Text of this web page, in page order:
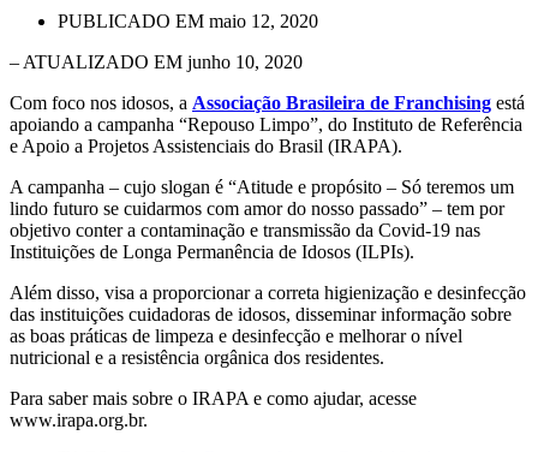
PUBLICADO EM maio 12, 2020
– ATUALIZADO EM junho 10, 2020
Com foco nos idosos, a Associação Brasileira de Franchising está
apoiando a campanha “Repouso Limpo”, do Instituto de Referência
e Apoio a Projetos Assistenciais do Brasil (IRAPA).
A campanha – cujo slogan é “Atitude e propósito – Só teremos um
lindo futuro se cuidarmos com amor do nosso passado” – tem por
objetivo conter a contaminação e transmissão da Covid-19 nas
Instituições de Longa Permanência de Idosos (ILPIs).
Além disso, visa a proporcionar a correta higienização e desinfecção
das instituições cuidadoras de idosos, disseminar informação sobre
as boas práticas de limpeza e desinfecção e melhorar o nível
nutricional e a resistência orgânica dos residentes.
Para saber mais sobre o IRAPA e como ajudar, acesse
www.irapa.org.br.